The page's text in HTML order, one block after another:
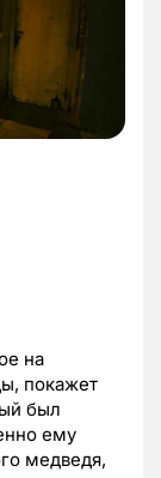
на
покажет
был
ему
медведя,